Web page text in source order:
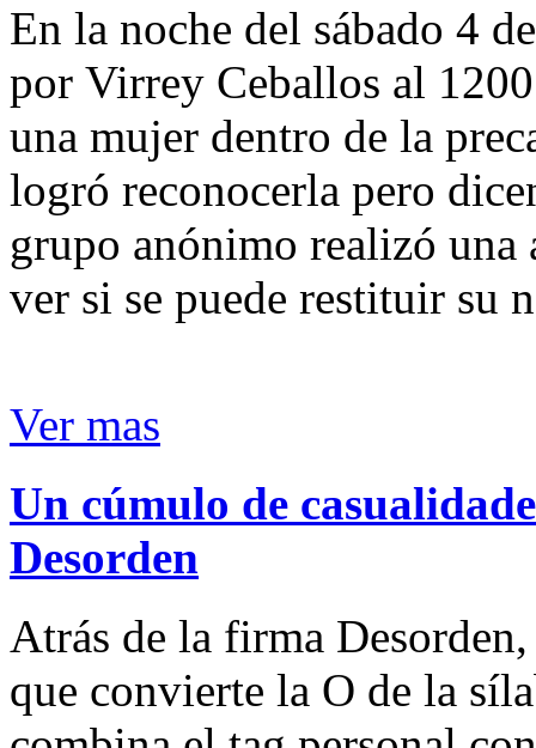
En la noche del sábado 4
por Virrey Ceballos al
una mujer dentro de la
logró reconocerla pero
grupo anónimo realizó
ver si se puede restituir su
Ver mas
Un cúmulo de
Desorden
Atrás de la firma
que convierte la O de la